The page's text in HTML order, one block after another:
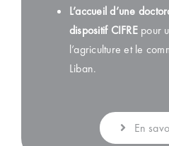
L’accueil d’une
dispositif CIFREpour
l’agriculture et le
Liban.
En